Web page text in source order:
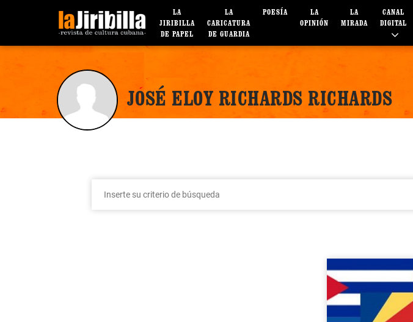
LA
JIRIBILLA
DE PAPEL
LA
CARICATURA
DE GUARDIA
POESÍA
LA
OPINIÓN
LA
MIRADA
CANAL
DIGITAL
JOSÉ ELOY RICHARDS RICHARDS